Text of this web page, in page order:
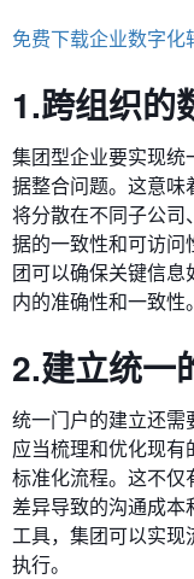
免费下载企业数字化
1.跨组织的
集团型企业要实现
据整合问题。这意味
将分散在不同子公
据的一致性和可访
团可以确保关键信
内的准确性和一致性。
2.建立统一
统一门户的建立还需
应当梳理和优化现
标准化流程。这不仅
差异导致的沟通成本
工具，集团可以实
执行。